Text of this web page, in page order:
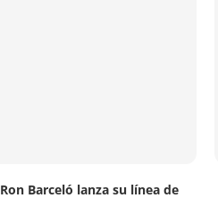
Ron Barceló lanza su línea de